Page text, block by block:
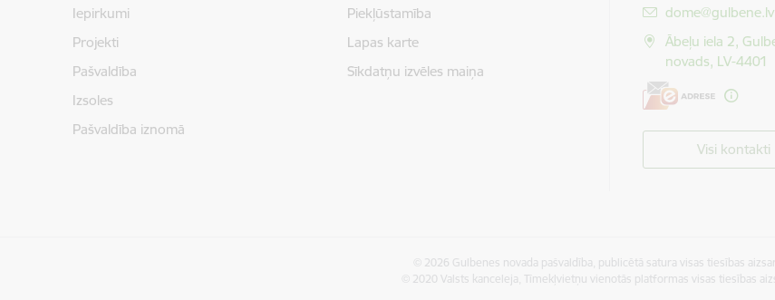
Iepirkumi
Projekti
Pašvaldība
Izsoles
Pašvaldība iznomā
Piekļūstamība
Lapas karte
Sīkdatņu izvēles maiņa
E-pasts:
dome@gulbene.lv
Ābeļu iela 2,
novads, LV-4401
Visi kontakti
© 2026 Gulbenes novada pašvaldība, publicētā satura visas tiesības
© 2020 Valsts kanceleja, Tīmekļvietņu vienotās platformas visas tiesības